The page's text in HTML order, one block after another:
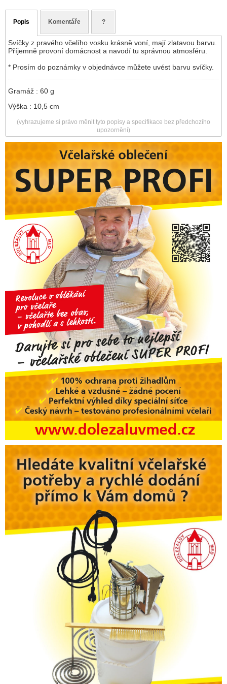
Popis Komentáře ?
Svíčky z pravého včelího vosku krásně voní, mají zlatavou barvu.
Příjemně provoní domácnost a navodí tu správnou atmosféru.
* Prosím do poznámky v objednávce můžete uvést barvu svíčky.
Gramáž : 60 g
Výška : 10,5 cm
(vyhrazujeme si právo měnit tyto popisy a specifikace bez předchozího
upozornění)